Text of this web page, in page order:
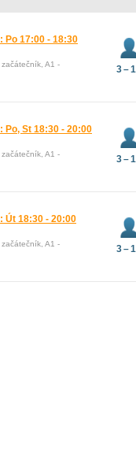
Po 17:00 - 18:30
A1 -
3 –
Po, St 18:30 - 20:00
A1 -
3 –
Út 18:30 - 20:00
A1 -
3 –